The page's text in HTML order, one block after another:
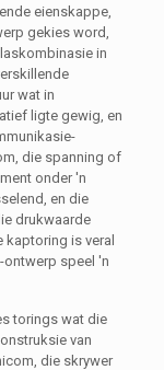
eienskappe,
gekies word,
in
wat in
ligte gewig, en
die spanning of
onder 'n
en die
drukwaarde
is veral
ontwerp speel 'n
torings wat die
van
die skrywer